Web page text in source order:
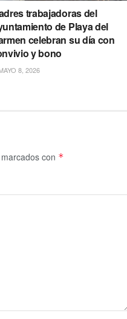
trabajadoras del
de Playa del
celebran su día con
y bono
8, 2026
con *